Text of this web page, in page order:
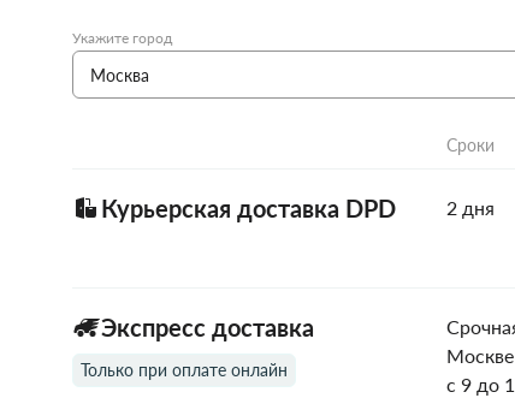
Укажите город
Сроки
Курьерская доставка DPD 2 дня
Экспресс доставка
Только при оплате онлайн
с 9 до